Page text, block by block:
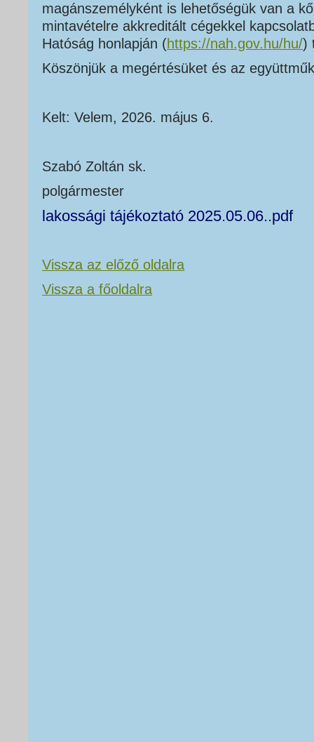
magánszemélyként is lehetőségük van a
mintavételre akkreditált cégekkel
Hatóság honlapján (https://nah.gov.hu/hu/)
Köszönjük a megértésüket és az
Kelt: Velem, 2026. május 6.
Szabó Zoltán sk.
polgármester
lakossági tájékoztató 2025.05.06..pdf
Vissza az előző oldalra
Vissza a főoldalra